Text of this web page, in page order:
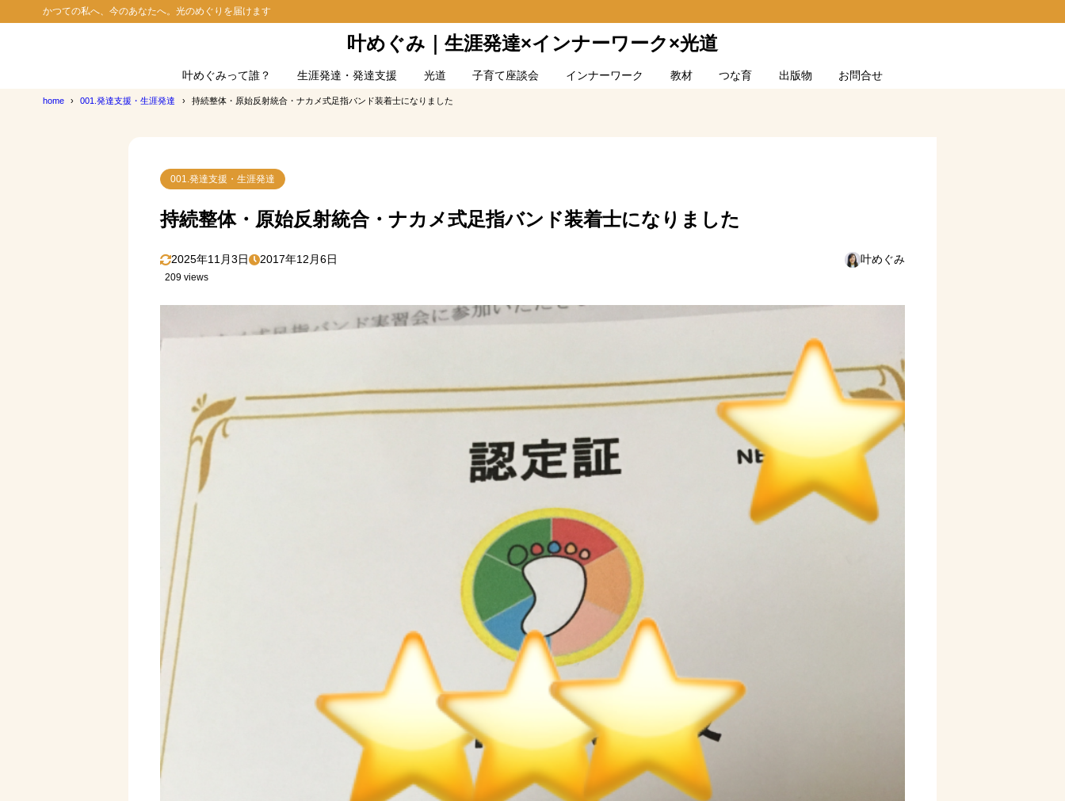
かつての私へ、今のあなたへ。光のめぐりを届けます
叶めぐみ｜生涯発達×インナーワーク×光道
叶めぐみって誰？ 生涯発達・発達支援 光道 子育て座談会 インナーワーク 教材 つな育 出版物 お問合せ
home 001.発達支援・生涯発達 持続整体・原始反射統合・ナカメ式足指バンド装着士になりました
001.発達支援・生涯発達
持続整体・原始反射統合・ナカメ式足指バンド装着士になりました
2025年11月3日 2017年12月6日 叶めぐみ
209 views